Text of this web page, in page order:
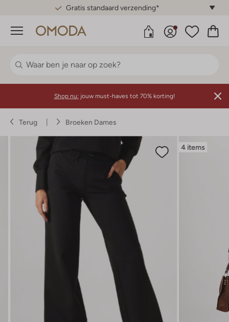
Gratis standaard verzending*
Menu
Shop nu: jouw must-haves tot 70% korting!
Terug Broeken Dames
4 items